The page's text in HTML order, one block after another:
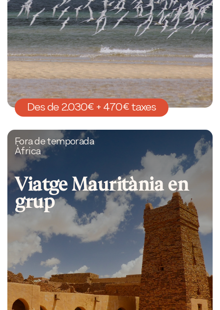
Des de 2.030€ + 470€ taxes
Fora de temporada
Àfrica
Viatge Mauritània en
grup